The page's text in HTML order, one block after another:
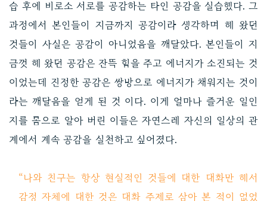
습 후에 비로소 서로를 공감하는 타인 공감을 실습했다. 그
과정에서 본인들이 지금까지 공감이라 생각하며 해 왔던
것들이 사실은 공감이 아니었음을 깨달았다. 본인들이 지
금껏 해 왔던 공감은 잔뜩 힘을 주고 에너지가 소진되는 것
이었는데 진정한 공감은 쌍방으로 에너지가 채워지는 것이
라는 깨달음을 얻게 된 것 이다. 이게 얼마나 즐거운 일인
지를 몸으로 알아 버린 이들은 자연스레 자신의 일상의 관
계에서 계속 공감을 실천하고 싶어졌다.
“나와 친구는 항상 현실적인 것들에 대한 대화만 해서
감정 자체에 대한 것은 대화 주제로 삼아 본 적이 없었